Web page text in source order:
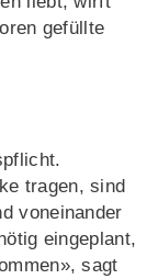
gefüllte
tragen, sind
voneinander
eingeplant,
sagt